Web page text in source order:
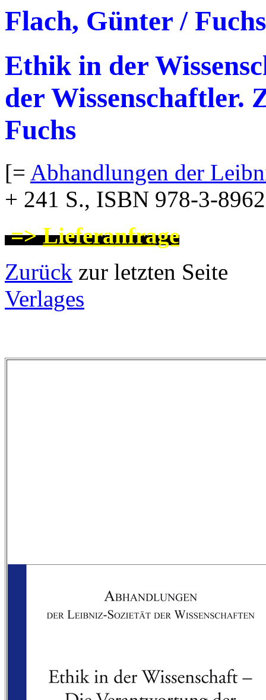
Flach, Günter /
Ethik in der
der Wissenschaftler.
Fuchs
[= Abhandlungen der
+ 241 S., ISBN 978-3-
=>Lieferanfrage
Zurück zur letzten
Verlages